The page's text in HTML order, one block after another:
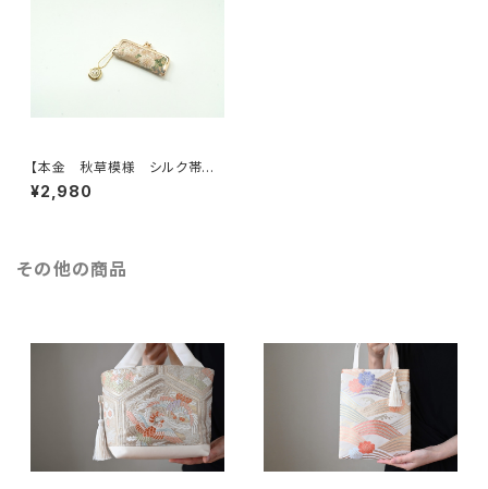
【本金 秋草模様 シルク帯
印鑑ケース】結婚祝い、誕生日の
ギフトに。がま口、帯リメイク
¥2,980
その他の商品